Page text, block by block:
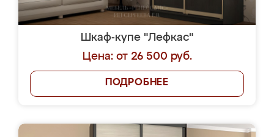
Шкаф-купе "Лефкас"
Цена: от 26 500 руб.
ПОДРОБНЕЕ